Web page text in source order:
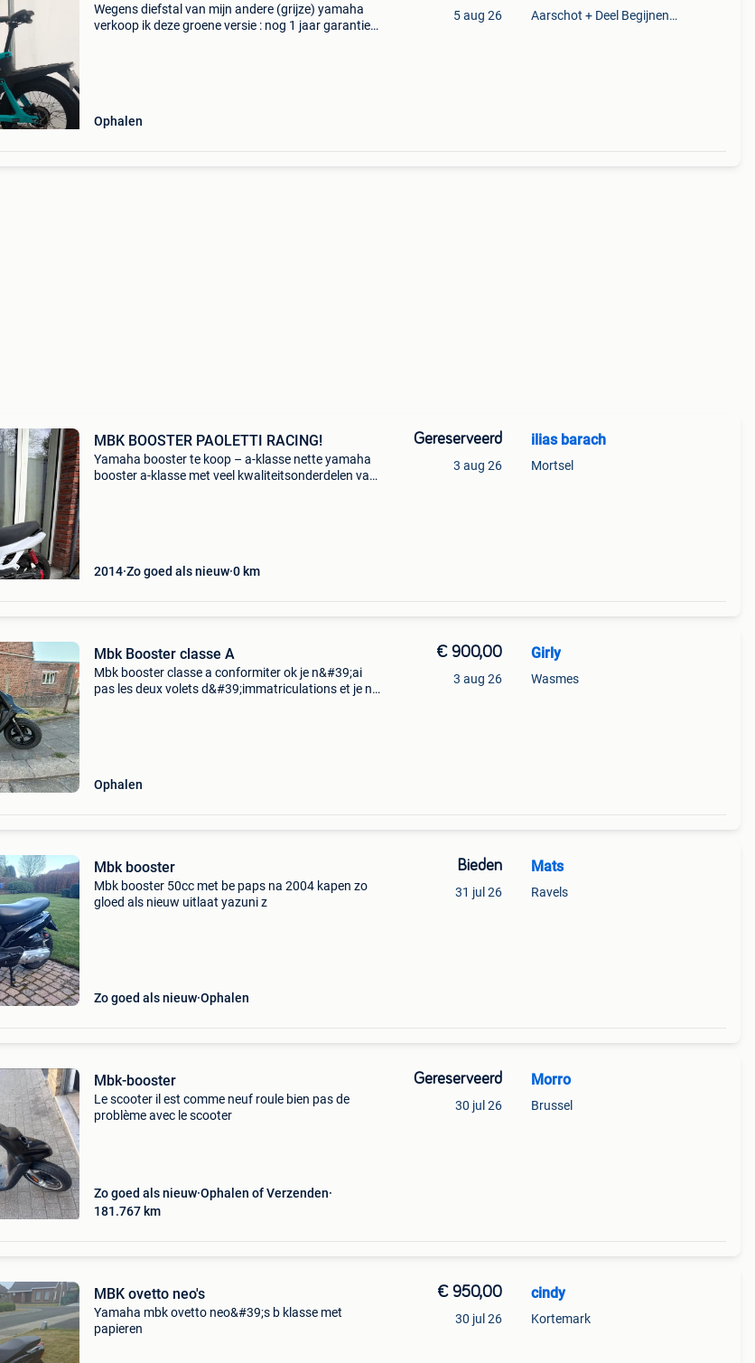
Wegens diefstal van mijn andere (grijze) yamaha
verkoop ik deze groene versie : nog 1 jaar garantie.
Ophalen
5 aug 26 Aarschot + Deel Begijnendijk
MBK BOOSTER PAOLETTI RACING!
Yamaha booster te koop – a-klasse nette yamaha
booster a-klasse met veel kwaliteitsonderdelen van
2014 Zo goed als nieuw 0 km
Gereserveerd
3 aug 26
ilias barach
Mortsel
Mbk Booster classe A
Mbk booster classe a conformiter ok je n&#39;ai
pas les deux volets d&#39;immatriculations et je ne
Ophalen
€ 900,00
3 aug 26
Girly
Wasmes
Mbk booster
Mbk booster 50cc met be paps na 2004 kapen zo
gloed als nieuw uitlaat yazuni z
Zo goed als nieuw Ophalen
Bieden
31 jul 26
Mats
Ravels
Mbk-booster
Le scooter il est comme neuf roule bien pas de
problème avec le scooter
Zo goed als nieuw Ophalen of Verzenden
181.767 km
Gereserveerd
30 jul 26
Morro
Brussel
MBK ovetto neo's
Yamaha mbk ovetto neo&#39;s b klasse met
papieren
€ 950,00
30 jul 26
cindy
Kortemark